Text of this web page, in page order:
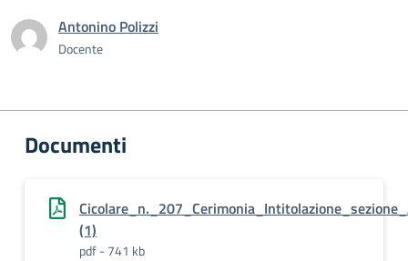
Antonino Polizzi
Docente
Documenti
(1)
pdf - 741 kb